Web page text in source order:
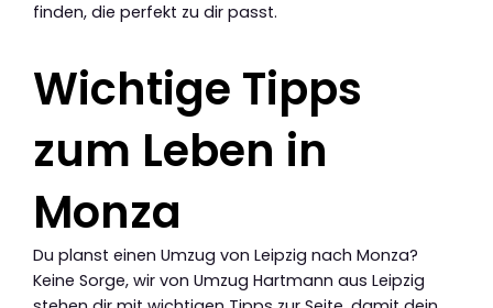
finden, die perfekt zu dir passt.
Wichtige Tipps
zum Leben in
Monza
Du planst einen Umzug von Leipzig nach Monza?
Keine Sorge, wir von Umzug Hartmann aus Leipzig